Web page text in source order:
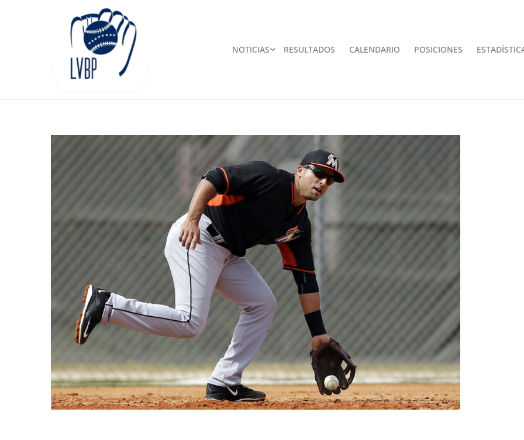
NOTICIAS RESULTADOS CALENDARIO POSICIONES